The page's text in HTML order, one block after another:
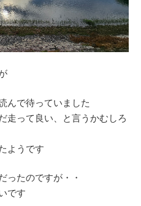
んで待っていました
走って良い、と言うかむしろ
ようです
ったのですが・・
です